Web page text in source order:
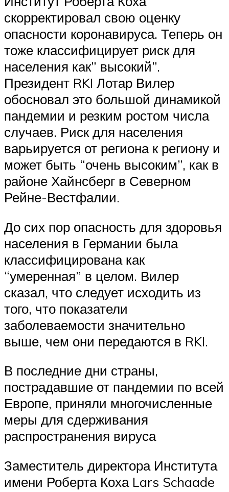
скорректировал свою оценку
опасности коронавируса. Теперь он
тоже классифицирует риск для
населения как” высокий”.
Президент RKI Лотар Вилер
обосновал это большой динамикой
пандемии и резким ростом числа
случаев. Риск для населения
варьируется от региона к региону и
может быть “очень высоким”, как в
районе Хайнсберг в Северном
Рейне-Вестфалии.
До сих пор опасность для здоровья
населения в Германии была
классифицирована как
“умеренная” в целом. Вилер
сказал, что следует исходить из
того, что показатели
заболеваемости значительно
выше, чем они передаются в RKI.
В последние дни страны,
пострадавшие от пандемии по всей
Европе, приняли многочисленные
меры для сдерживания
распространения вируса
Заместитель директора Института
имени Роберта Коха Lars Schaade